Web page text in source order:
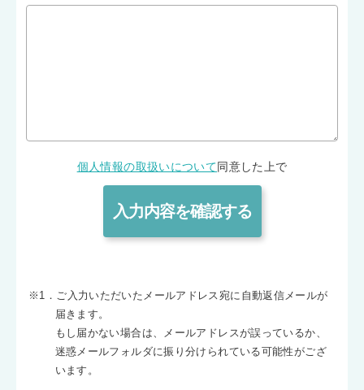
個人情報の取扱いについて 同意した上で
※1．ご入力いただいたメールアドレス宛に自動返信メールが
届きます。
もし届かない場合は、メールアドレスが誤っているか、
迷惑メールフォルダに振り分けられている可能性がござ
います。